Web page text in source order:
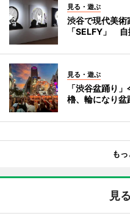
見る・遊ぶ
渋谷で現代美術
「SELFY」 自
見る・遊ぶ
「渋谷盆踊り
櫓、輪になり盆
も
見